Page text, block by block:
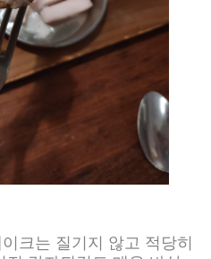
크는 질기지 않고 적당히